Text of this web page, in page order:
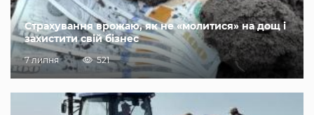
Страхування врожаю, як не «молитися» на дощ і
захистити свій бізнес
7 липня 521